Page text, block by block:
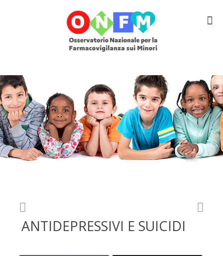
ANTIDEPRESSIVI E SUICIDI